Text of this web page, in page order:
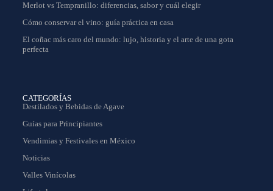
Merlot vs Tempranillo: diferencias, sabor y cuál elegir
Cómo conservar el vino: guía práctica en casa
El coñac más caro del mundo: lujo, historia y el arte de una gota
perfecta
CATEGORÍAS
Destilados y Bebidas de Agave
Guías para Principiantes
Vendimias y Festivales en México
Noticias
Valles Vinícolas